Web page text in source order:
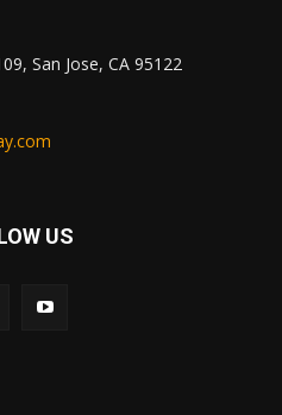
San Jose, CA 95122
US